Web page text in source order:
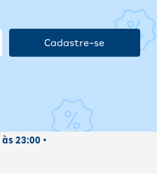
Cadastre-se
23:00 •